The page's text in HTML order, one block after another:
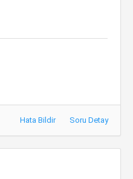
Hata Bildir Soru Detay